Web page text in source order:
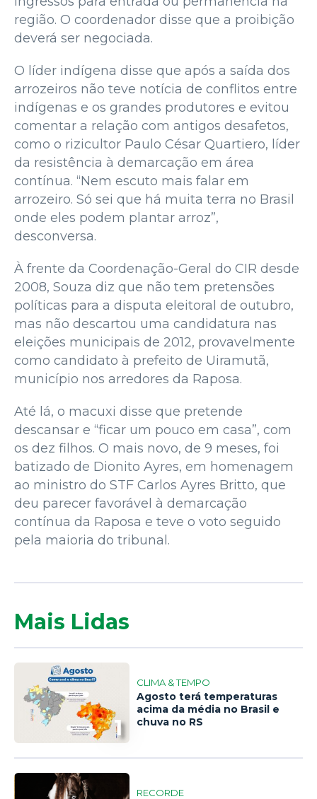
região. O coordenador disse que a proibição
deverá ser negociada.
O líder indígena disse que após a saída dos
arrozeiros não teve notícia de conflitos entre
indígenas e os grandes produtores e evitou
comentar a relação com antigos desafetos,
como o rizicultor Paulo César Quartiero, líder
da resistência à demarcação em área
contínua. “Nem escuto mais falar em
arrozeiro. Só sei que há muita terra no Brasil
onde eles podem plantar arroz”,
desconversa.
À frente da Coordenação-Geral do CIR desde
2008, Souza diz que não tem pretensões
políticas para a disputa eleitoral de outubro,
mas não descartou uma candidatura nas
eleições municipais de 2012, provavelmente
como candidato à prefeito de Uiramutã,
município nos arredores da Raposa.
Até lá, o macuxi disse que pretende
descansar e “ficar um pouco em casa”, com
os dez filhos. O mais novo, de 9 meses, foi
batizado de Dionito Ayres, em homenagem
ao ministro do STF Carlos Ayres Britto, que
deu parecer favorável à demarcação
contínua da Raposa e teve o voto seguido
pela maioria do tribunal.
Mais Lidas
1
CLIMA & TEMPO
Agosto terá temperaturas
acima da média no Brasil e
chuva no RS
RECORDE